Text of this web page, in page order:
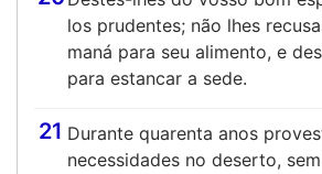
los prudentes; não lhes
maná para seu alimento, e
para estancar a sede.
21 Durante quarenta anos
necessidades no deserto,